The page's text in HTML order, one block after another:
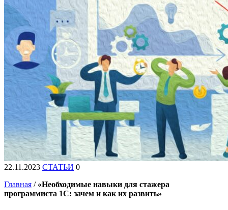
22.11.2023 СТАТЬИ 0
Главная / «Необходимые навыки для стажера
программиста 1С: зачем и как их развить»